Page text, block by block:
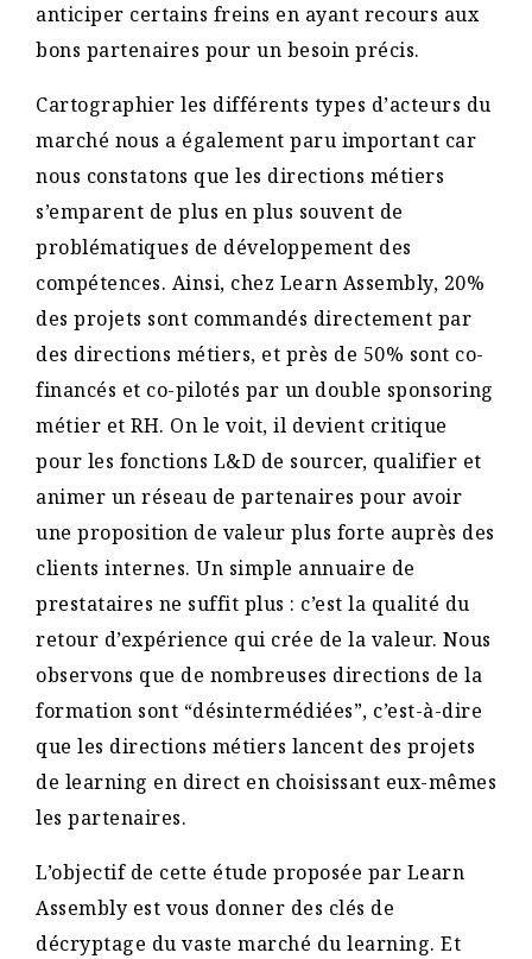
anticiper certains freins en ayant recours aux
bons partenaires pour un besoin précis.
Cartographier les différents types d’acteurs du
marché nous a également paru important car
nous constatons que les directions métiers
s’emparent de plus en plus souvent de
problématiques de développement des
compétences. Ainsi, chez Learn Assembly, 20%
des projets sont commandés directement par
des directions métiers, et près de 50% sont co-
financés et co-pilotés par un double sponsoring
métier et RH. On le voit, il devient critique
pour les fonctions L&D de sourcer, qualifier et
animer un réseau de partenaires pour avoir
une proposition de valeur plus forte auprès des
clients internes. Un simple annuaire de
prestataires ne suffit plus : c’est la qualité du
retour d’expérience qui crée de la valeur. Nous
observons que de nombreuses directions de la
formation sont “désintermédiées”, c’est-à-dire
que les directions métiers lancent des projets
de learning en direct en choisissant eux-mêmes
les partenaires.
L’objectif de cette étude proposée par Learn
Assembly est vous donner des clés de
décryptage du vaste marché du learning. Et